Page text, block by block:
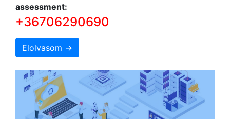
assessment:
+36706290690
Elolvasom →